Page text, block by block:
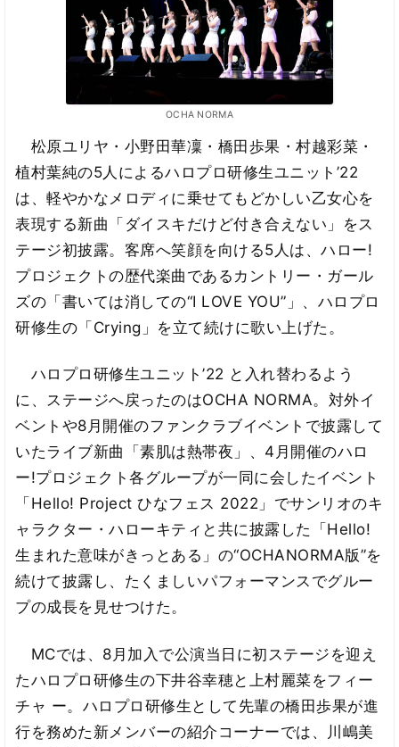
OCHA NORMA
松原ユリヤ・小野田華凜・橋田歩果・村越彩菜・
植村葉純の5人によるハロプロ研修生ユニット’22
は、軽やかなメロディに乗せてもどかしい乙女心を
表現する新曲「ダイスキだけど付き合えない」をス
テージ初披露。客席へ笑顔を向ける5人は、ハロー!
プロジェクトの歴代楽曲であるカントリー・ガール
ズの「書いては消しての“I LOVE YOU”」、ハロプロ
研修生の「Crying」を立て続けに歌い上げた。
ハロプロ研修生ユニット’22 と入れ替わるよう
に、ステージへ戻ったのはOCHA NORMA。対外イ
ベントや8月開催のファンクラブイベントで披露して
いたライブ新曲「素肌は熱帯夜」、4月開催のハロ
ー!プロジェクト各グループが一同に会したイベント
「Hello! Project ひなフェス 2022」でサンリオのキ
ャラクター・ハローキティと共に披露した「Hello!
生まれた意味がきっとある」の“OCHANORMA版”を
続けて披露し、たくましいパフォーマンスでグルー
プの成長を見せつけた。
MCでは、8月加入で公演当日に初ステージを迎え
たハロプロ研修生の下井谷幸穂と上村麗菜をフィー
チャ ー。ハロプロ研修生として先輩の橋田歩果が進
行を務めた新メンバーの紹介コーナーでは、川嶋美